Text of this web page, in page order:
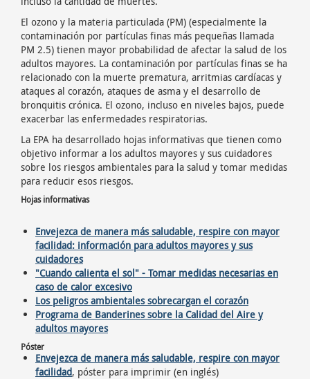
El ozono y la materia particulada (PM) (especialmente la
contaminación por partículas finas más pequeñas llamada
PM 2.5) tienen mayor probabilidad de afectar la salud de los
adultos mayores. La contaminación por partículas finas se ha
relacionado con la muerte prematura, arritmias cardíacas y
ataques al corazón, ataques de asma y el desarrollo de
bronquitis crónica. El ozono, incluso en niveles bajos, puede
exacerbar las enfermedades respiratorias.
La EPA ha desarrollado hojas informativas que tienen como
objetivo informar a los adultos mayores y sus cuidadores
sobre los riesgos ambientales para la salud y tomar medidas
para reducir esos riesgos.
Hojas informativas
Envejezca de manera más saludable, respire con mayor
facilidad: información para adultos mayores y sus
cuidadores
"Cuando calienta el sol" - Tomar medidas necesarias en
caso de calor excesivo
Los peligros ambientales sobrecargan el corazón
Programa de Banderines sobre la Calidad del Aire y
adultos mayores
Póster
Envejezca de manera más saludable, respire con mayor
facilidad, póster para imprimir (en inglés)